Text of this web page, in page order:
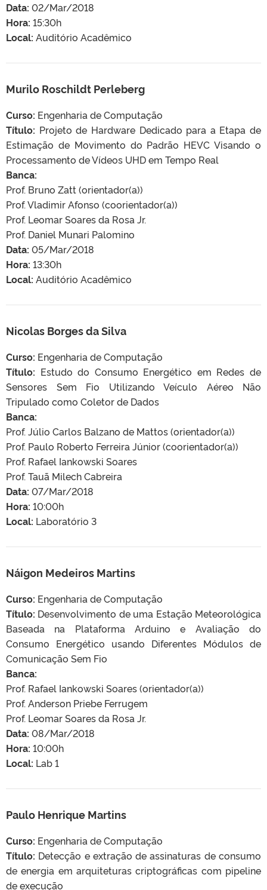
Data: 02/Mar/2018
Hora: 15:30h
Local: Auditório Acadêmico
Murilo Roschildt Perleberg
Curso: Engenharia de Computação
Título: Projeto de Hardware Dedicado para a Etapa de
Estimação de Movimento do Padrão HEVC Visando o
Processamento de Vídeos UHD em Tempo Real
Banca:
Prof. Bruno Zatt (orientador(a))
Prof. Vladimir Afonso (coorientador(a))
Prof. Leomar Soares da Rosa Jr.
Prof. Daniel Munari Palomino
Data: 05/Mar/2018
Hora: 13:30h
Local: Auditório Acadêmico
Nicolas Borges da Silva
Curso: Engenharia de Computação
Título: Estudo do Consumo Energético em Redes de
Sensores Sem Fio Utilizando Veículo Aéreo Não
Tripulado como Coletor de Dados
Banca:
Prof. Júlio Carlos Balzano de Mattos (orientador(a))
Prof. Paulo Roberto Ferreira Júnior (coorientador(a))
Prof. Rafael Iankowski Soares
Prof. Tauã Milech Cabreira
Data: 07/Mar/2018
Hora: 10:00h
Local: Laboratório 3
Náigon Medeiros Martins
Curso: Engenharia de Computação
Título: Desenvolvimento de uma Estação Meteorológica
Baseada na Plataforma Arduino e Avaliação do
Consumo Energético usando Diferentes Módulos de
Comunicação Sem Fio
Banca:
Prof. Rafael Iankowski Soares (orientador(a))
Prof. Anderson Priebe Ferrugem
Prof. Leomar Soares da Rosa Jr.
Data: 08/Mar/2018
Hora: 10:00h
Local: Lab 1
Paulo Henrique Martins
Curso: Engenharia de Computação
Título: Detecção e extração de assinaturas de consumo
de energia em arquiteturas criptográficas com pipeline
de execução